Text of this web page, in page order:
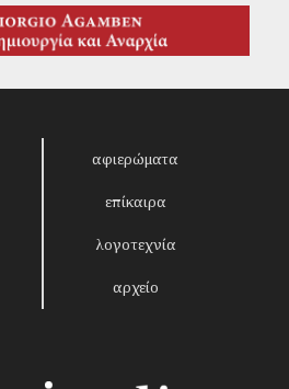
αφιερώματα
επίκαιρα
λογοτεχνία
αρχείο